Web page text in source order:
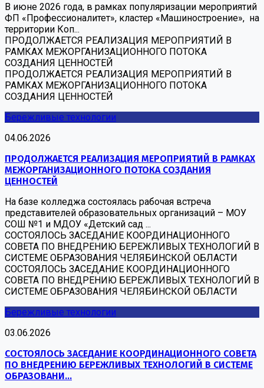
В июне 2026 года, в рамках популяризации мероприятий
ФП «Профессионалитет», кластер «Машиностроение», на
территории Коп...
ПРОДОЛЖАЕТСЯ РЕАЛИЗАЦИЯ МЕРОПРИЯТИЙ В
РАМКАХ МЕЖОРГАНИЗАЦИОННОГО ПОТОКА
СОЗДАНИЯ ЦЕННОСТЕЙ
ПРОДОЛЖАЕТСЯ РЕАЛИЗАЦИЯ МЕРОПРИЯТИЙ В
РАМКАХ МЕЖОРГАНИЗАЦИОННОГО ПОТОКА
СОЗДАНИЯ ЦЕННОСТЕЙ
Бережливые технологии
04.06.2026
ПРОДОЛЖАЕТСЯ РЕАЛИЗАЦИЯ МЕРОПРИЯТИЙ В РАМКАХ
МЕЖОРГАНИЗАЦИОННОГО ПОТОКА СОЗДАНИЯ
ЦЕННОСТЕЙ
На базе колледжа состоялась рабочая встреча
представителей образовательных организаций – МОУ
СОШ №1 и МДОУ «Детский сад ...
СОСТОЯЛОСЬ ЗАСЕДАНИЕ КООРДИНАЦИОННОГО
СОВЕТА ПО ВНЕДРЕНИЮ БЕРЕЖЛИВЫХ ТЕХНОЛОГИЙ В
СИСТЕМЕ ОБРАЗОВАНИЯ ЧЕЛЯБИНСКОЙ ОБЛАСТИ
СОСТОЯЛОСЬ ЗАСЕДАНИЕ КООРДИНАЦИОННОГО
СОВЕТА ПО ВНЕДРЕНИЮ БЕРЕЖЛИВЫХ ТЕХНОЛОГИЙ В
СИСТЕМЕ ОБРАЗОВАНИЯ ЧЕЛЯБИНСКОЙ ОБЛАСТИ
Бережливые технологии
03.06.2026
СОСТОЯЛОСЬ ЗАСЕДАНИЕ КООРДИНАЦИОННОГО СОВЕТА
ПО ВНЕДРЕНИЮ БЕРЕЖЛИВЫХ ТЕХНОЛОГИЙ В СИСТЕМЕ
ОБРАЗОВАНИ...